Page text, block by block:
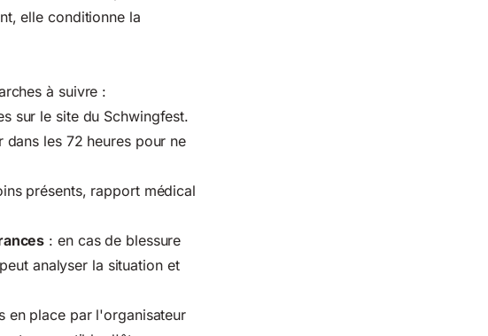
elle conditionne la
à suivre :
sur le site du Schwingfest.
dans les 72 heures pour ne
présents, rapport médical
: en cas de blessure
analyser la situation et
en place par l'organisateur